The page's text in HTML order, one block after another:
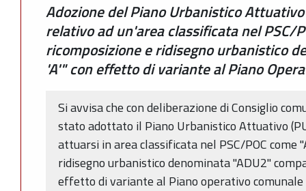
Adozione del Piano Urbanistico
relativo ad un'area classificata nel PSC/
ricomposizione e ridisegno urbanistico
'A'" con effetto di variante al Piano
Si avvisa che con deliberazione di Consiglio
stato adottato il Piano Urbanistico Attuativo
attuarsi in area classificata nel PSC/POC come
ridisegno urbanistico denominata ''ADU2''
effetto di variante al Piano operativo comunale